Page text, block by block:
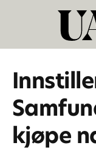
kjøpe